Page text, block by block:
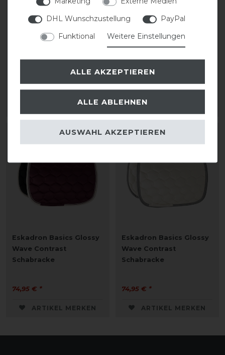
Eskadron Basics Glossy
Schabracke
74,95 € *
Eskadron Basics Glossy
Wave Contrast
Schabracke
74,95 € *
Eskadron Basics Glossy
Wave Contrast
Schabracke
74,95 € *
ARTIKEL MERKEN
Eskadron Basics Glossy
Wave Contrast
Schabracke
74,95 € *
ARTIKEL MERKEN
DHL Wunschzustellung
PayPal
Funktional
Weitere Einstellungen
ALLE AKZEPTIEREN
ALLE ABLEHNEN
AUSWAHL AKZEPTIEREN